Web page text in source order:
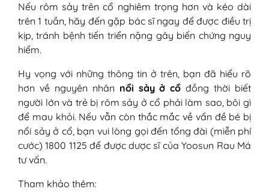
Nếu rôm sảy trên cổ nghiêm trọng hơn và kéo dài
trên 1 tuần, hãy đến gặp bác sĩ ngay để được điều trị
kịp, tránh bệnh tiến triển nặng gây biến chứng nguy
hiểm.
Hy vọng với những thông tin ở trên, bạn đã hiểu rõ
hơn về nguyên nhân nổi sảy ở cổ đồng thời biết
người lớn và trẻ bị rôm sảy ở cổ phải làm sao, bôi gì
để mau khỏi. Nếu vẫn còn thắc mắc về vấn đề bé bị
nổi sảy ở cổ, bạn vui lòng gọi đến tổng đài (miễn phí
cước) 1800 1125 để được dược sĩ của Yoosun Rau Má
tư vấn.
Tham khảo thêm: